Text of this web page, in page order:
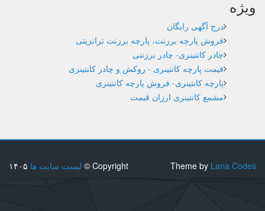
ویژه
درج آگهی رایگان
فروش پارچه برزنت، پارچه برزنت ترانزیتی
چادر کانتینری- چادر برزنتی
قیمت پارچه کانتینری - روکش و چادر کانتینری
پارچه کانتینری- فروش پارچه کانتینری
مشمع کانتینری ارزان قیمت
Copyright © لیست سایت ها Theme by Lana Codes